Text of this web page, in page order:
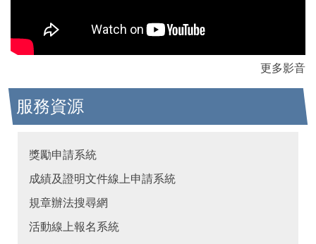
更多影音
服務資源
獎勵申請系統
成績及證明文件線上申請系統
規章辦法搜尋網
活動線上報名系統